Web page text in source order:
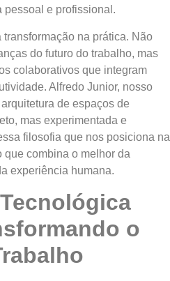
pessoal e profissional.
na prática. Não
do futuro do trabalho, mas
colaborativos que integram
Alfredo Junior, nosso
de espaços de
mas experimentada e
filosofia que nos posiciona na
combina o melhor da
experiência humana.
o